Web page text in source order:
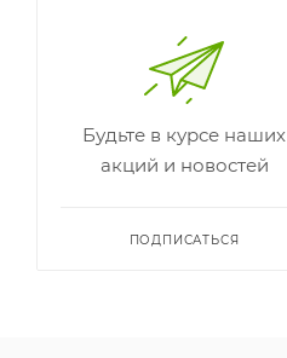
Будьте в курсе наших
акций и новостей
ПОДПИСАТЬСЯ